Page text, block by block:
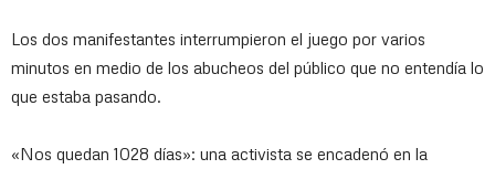
Los dos manifestantes interrumpieron el juego por varios
minutos en medio de los abucheos del público que no entendía lo
que estaba pasando.
«Nos quedan 1028 días»: una activista se encadenó en la